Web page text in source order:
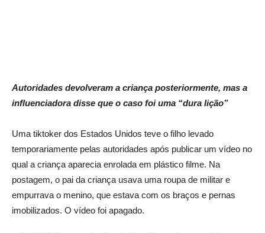
Autoridades devolveram a criança posteriormente, mas a
influenciadora disse que o caso foi uma “dura lição”
Uma tiktoker dos Estados Unidos teve o filho levado
temporariamente pelas autoridades após publicar um vídeo no
qual a criança aparecia enrolada em plástico filme. Na
postagem, o pai da criança usava uma roupa de militar e
empurrava o menino, que estava com os braços e pernas
imobilizados. O vídeo foi apagado.